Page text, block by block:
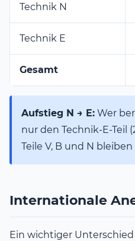
Technik N
Technik E
Gesamt
Aufstieg N → E: Wer
nur den Technik-E-Teil
Teile V, B und N
Internationale
Ein wichtiger Unterschied